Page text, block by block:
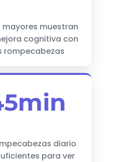
mayores muestran
cognitiva con
rompecabezas
diario
para ver